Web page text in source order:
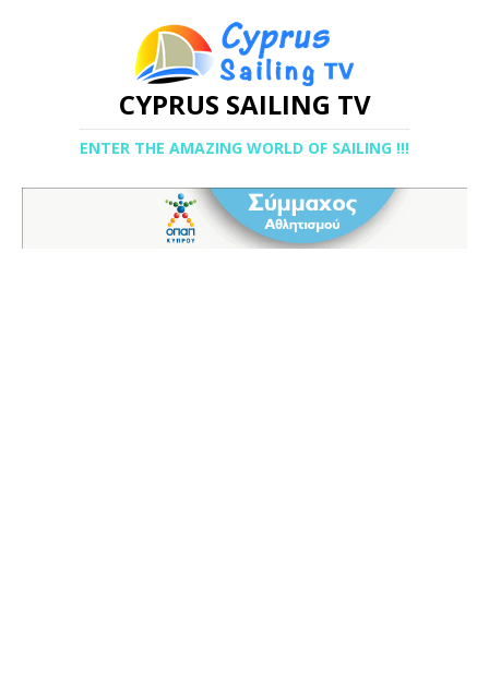
CYPRUS SAILING TV
ENTER THE AMAZING WORLD OF SAILING !!!